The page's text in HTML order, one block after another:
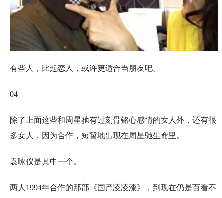
有些人，比起恋人，或许更适合当朋友吧。
04
除了上面这些和周星驰有过刻骨铭心感情的女人外，还有很
多女人，因为合作，短暂地出现在周星驰生命里。
袁咏仪是其中一个。
两人1994年合作的那部《国产凌凌漆》，到现在仍是百看不